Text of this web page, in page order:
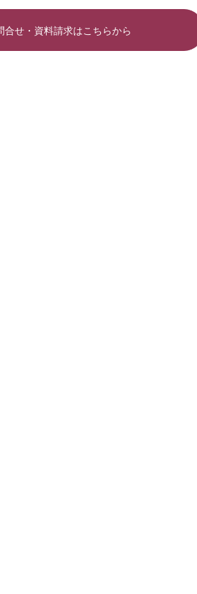
合せ・資料請求はこちらから